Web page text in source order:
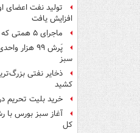
تولید نفت اعضای
افزایش یافت
ماجرای ۵ همتی که بر باد رفت!
پَرش ۹۹
سبز
ذخایر نفتی
کشید
خرید بلیت تحریم
کل